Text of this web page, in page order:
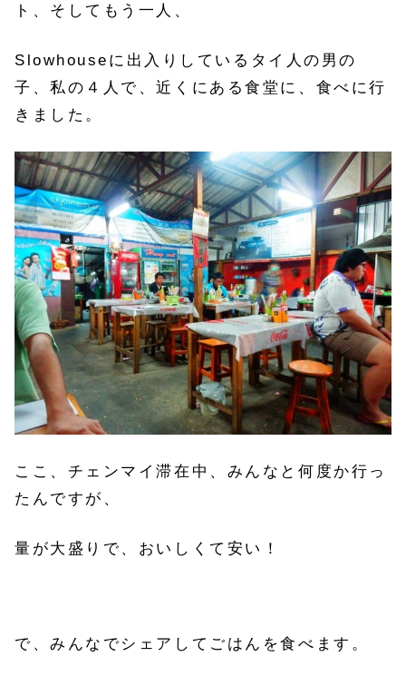
ト、そしてもう一人、
Slowhouseに出入りしているタイ人の男の
子、私の４人で、近くにある食堂に、食べに行
きました。
ここ、チェンマイ滞在中、みんなと何度か行っ
たんですが、
量が大盛りで、おいしくて安い！
で、みんなでシェアしてごはんを食べます。